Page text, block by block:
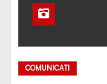
COMUNICATI